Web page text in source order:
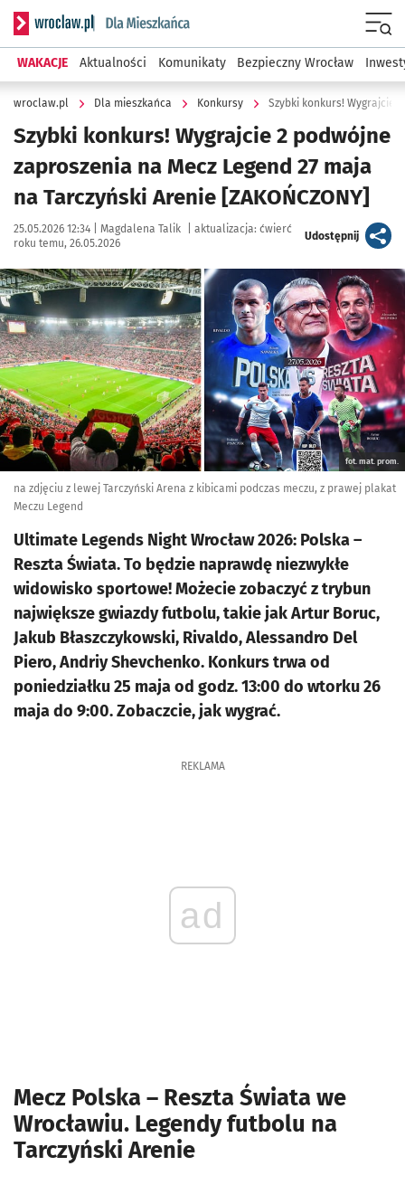
Serwis informacyjny wroclaw.pl podserwis: Dla mieszkańca
WAKACJE Aktualności Komunikaty Bezpieczny Wrocław
wroclaw.pl Dla mieszkańca Konkursy
Szybki konkurs! Wygrajcie 2 podwójne
zaproszenia na Mecz Legend 27 maja
na Tarczyński Arenie [ZAKOŃCZONY]
Data publikacji:
25.05.2026 12:34 | Autor:
Magdalena Talik aktualizacja: ćwierć
roku temu, 26.05.2026
Udostępnijartykuł
Kliknij, aby powiększyć
fot. mat. prom.
na zdjęciu z lewej Tarczyński Arena z kibicami podczas meczu, z prawej plakat
Meczu Legend
Ultimate Legends Night Wrocław 2026: Polska –
Reszta Świata. To będzie naprawdę niezwykłe
widowisko sportowe! Możecie zobaczyć z trybun
największe gwiazdy futbolu, takie jak Artur Boruc,
Jakub Błaszczykowski, Rivaldo, Alessandro Del
Piero, Andriy Shevchenko. Konkurs trwa od
poniedziałku 25 maja od godz. 13:00 do wtorku 26
maja do 9:00. Zobaczcie, jak wygrać.
REKLAMA
ad
Mecz Polska – Reszta Świata we
Wrocławiu. Legendy futbolu na
Tarczyński Arenie